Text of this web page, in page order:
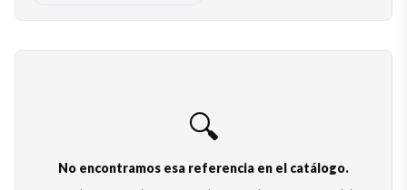
🔍
No encontramos esa referencia en el catálogo.